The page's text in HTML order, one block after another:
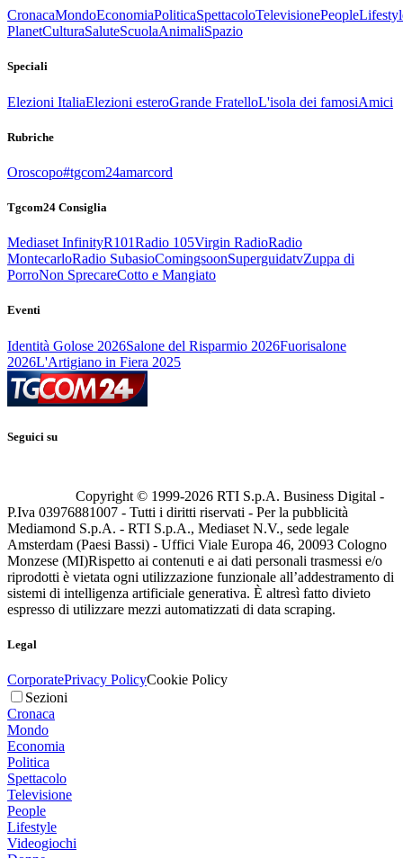
CronacaMondoEconomiaPoliticaSpettacoloTelevisionePeople
PlanetCulturaSaluteScuolaAnimaliSpazio
Speciali
Elezioni ItaliaElezioni esteroGrande FratelloL'isola dei famosiAmici
Rubriche
Oroscopo#tgcom24amarcord
Tgcom24 Consiglia
Mediaset InfinityR101Radio 105Virgin RadioRadio
MontecarloRadio SubasioComingsoonSuperguidatvZuppa di
PorroNon SprecareCotto e Mangiato
Eventi
Identità Golose 2026Salone del Risparmio 2026Fuorisalone
2026L'Artigiano in Fiera 2025
Seguici su
Copyright © 1999-2026 RTI S.p.A. Business Digital -
P.Iva 03976881007 - Tutti i diritti riservati - Per la pubblicità
Mediamond S.p.A. - RTI S.p.A., Mediaset N.V., sede legale
Amsterdam (Paesi Bassi) - Uffici Viale Europa 46, 20093 Cologno
Monzese (MI)Rispetto ai contenuti e ai dati personali trasmessi e/o
riprodotti è vietata ogni utilizzazione funzionale all’addestramento di
sistemi di intelligenza artificiale generativa. È altresì fatto divieto
espresso di utilizzare mezzi automatizzati di data scraping.
Legal
CorporatePrivacy PolicyCookie Policy
Sezioni
Cronaca
Mondo
Economia
Politica
Spettacolo
Televisione
People
Lifestyle
Videogiochi